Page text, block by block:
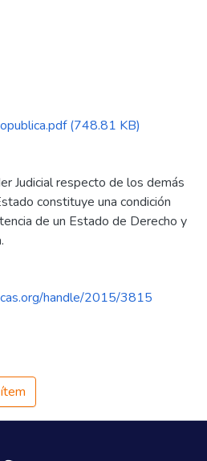
(748.81 KB)
Judicial respecto de los demás
constituye una condición
de un Estado de Derecho y
handle/2015/3815